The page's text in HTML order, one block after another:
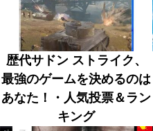
歴代サドン ストライク、
最強のゲームを決めるのは
あなた！・人気投票＆ラン
キング